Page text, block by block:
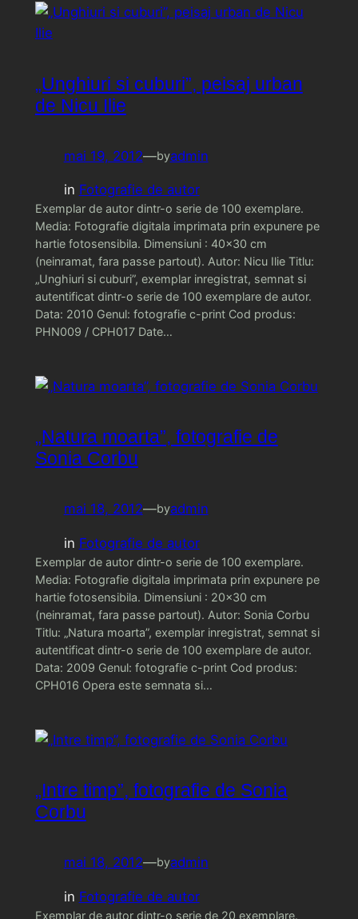
„Unghiuri si cuburi”, peisaj urban
de Nicu Ilie
mai 19, 2012—byadmin
in Fotografie de autor
Exemplar de autor dintr-o serie de 100 exemplare.
Media: Fotografie digitala imprimata prin expunere pe
hartie fotosensibila. Dimensiuni : 40×30 cm
(neinramat, fara passe partout). Autor: Nicu Ilie Titlu:
„Unghiuri si cuburi”, exemplar inregistrat, semnat si
autentificat dintr-o serie de 100 exemplare de autor.
Data: 2010 Genul: fotografie c-print Cod produs:
PHN009 / CPH017 Date…
„Natura moarta”, fotografie de
Sonia Corbu
mai 18, 2012—byadmin
in Fotografie de autor
Exemplar de autor dintr-o serie de 100 exemplare.
Media: Fotografie digitala imprimata prin expunere pe
hartie fotosensibila. Dimensiuni : 20×30 cm
(neinramat, fara passe partout). Autor: Sonia Corbu
Titlu: „Natura moarta”, exemplar inregistrat, semnat si
autentificat dintr-o serie de 100 exemplare de autor.
Data: 2009 Genul: fotografie c-print Cod produs:
CPH016 Opera este semnata si…
„Intre timp”, fotografie de Sonia
Corbu
mai 18, 2012—byadmin
in Fotografie de autor
Exemplar de autor dintr-o serie de 20 exemplare.